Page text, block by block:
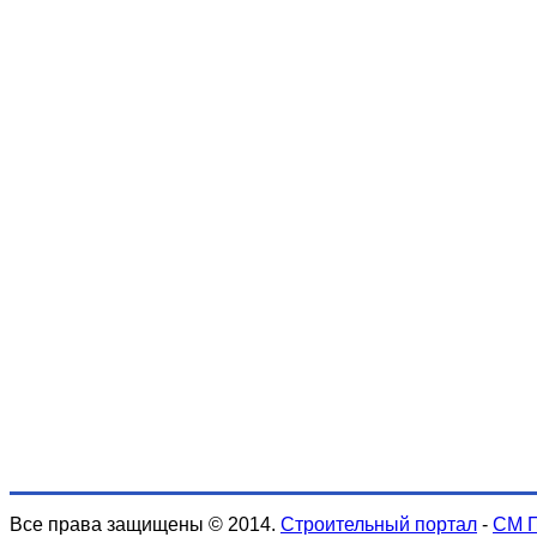
Все права защищены © 2014. Строительный портал - СМ